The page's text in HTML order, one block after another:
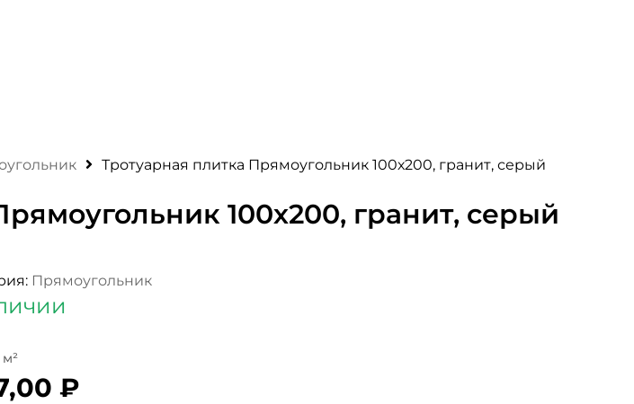
Тротуарная плитка Прямоугольник 100х200, гранит, серый
100х200, гранит, серый
Прямоугольник
₽